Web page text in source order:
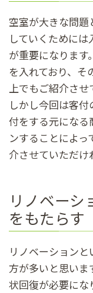
空室が大きな問
していくために
が重要になります
を入れており、
上でもご紹介させ
しかし今回は客
付をする元になる
ンすることによ
介させていただけ
リノベーシ
をもたらす
リノベーション
方が多いと思いま
状回復が必要にな